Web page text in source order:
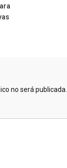
no será publicada.